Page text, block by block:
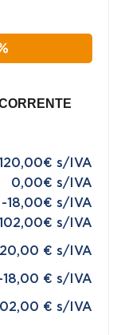
120,00€ s/IVA
0,00€ s/IVA
-18,00€ s/IVA
102,00€ s/IVA
€ s/IVA
18,00 € s/IVA
€ s/IVA